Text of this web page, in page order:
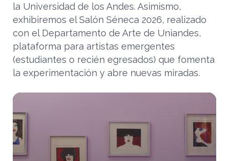
la Universidad de los Andes. Asimismo,
exhibiremos el Salón Séneca 2026, realizado
con el Departamento de Arte de Uniandes,
plataforma para artistas emergentes
(estudiantes o recién egresados) que fomenta
la experimentación y abre nuevas miradas.